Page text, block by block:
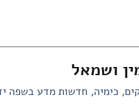
ושמאל
כימיה חדשות מדע בשפה